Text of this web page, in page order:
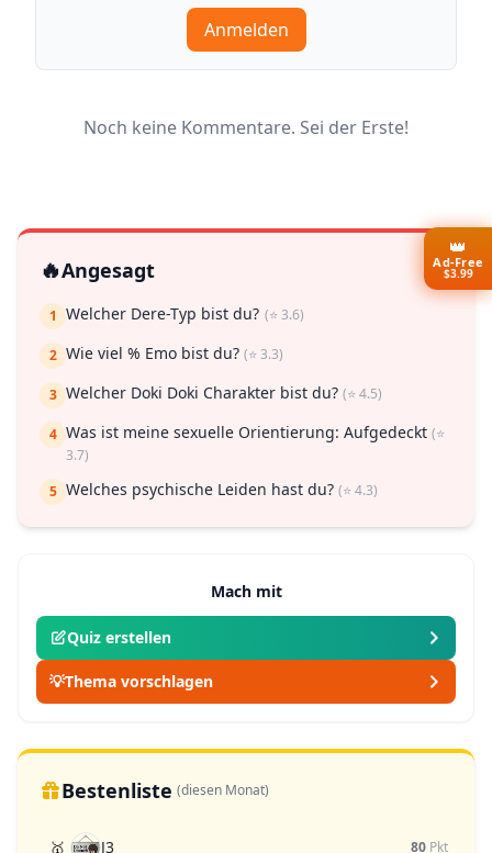
Anmelden
Noch keine Kommentare. Sei der Erste!
🔥Angesagt
1 Welcher Dere-Typ bist du? (⭐ 3.6)
2 Wie viel % Emo bist du? (⭐ 3.3)
3 Welcher Doki Doki Charakter bist du? (⭐ 4.5)
4 Was ist meine sexuelle Orientierung: Aufgedeckt (⭐
3.7)
5 Welches psychische Leiden hast du? (⭐ 4.3)
Mach mit
Quiz erstellen
💡Thema vorschlagen
Bestenliste (diesen Monat)
🥇 J3 80 Pkt
👑
Ad-Free
$3.99